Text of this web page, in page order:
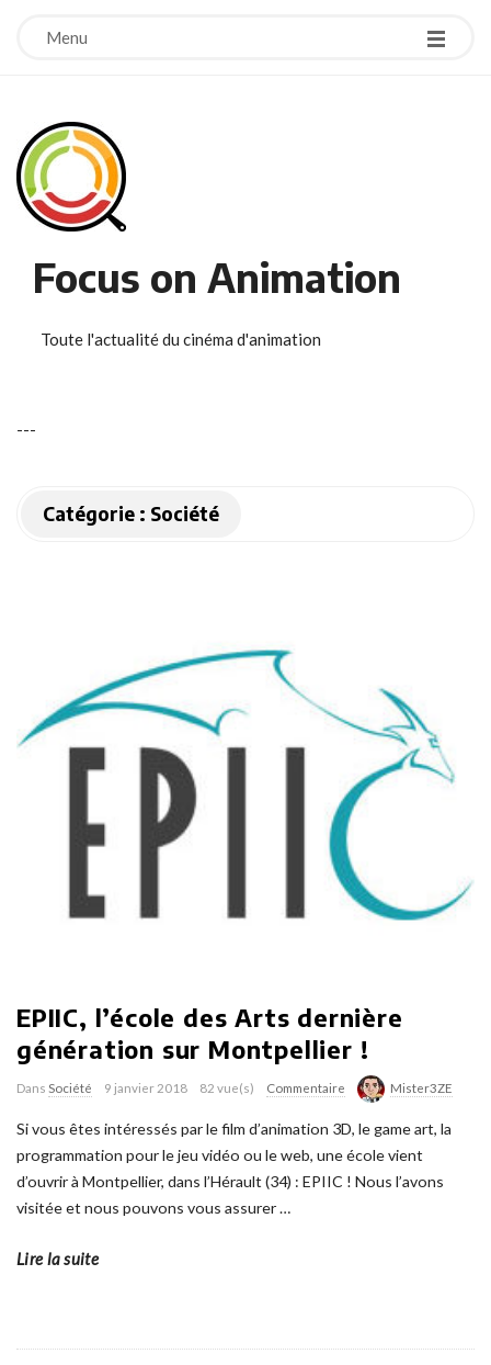
Menu
Focus on Animation
Toute l'actualité du cinéma d'animation
---
Catégorie : Société
EPIIC, l’école des Arts dernière
génération sur Montpellier !
Dans Société 9 janvier 2018 82 vue(s) Commentaire Mister3ZE
Si vous êtes intéressés par le film d’animation 3D, le game art, la
programmation pour le jeu vidéo ou le web, une école vient
d’ouvrir à Montpellier, dans l’Hérault (34) : EPIIC ! Nous l’avons
visitée et nous pouvons vous assurer…
Lire la suite